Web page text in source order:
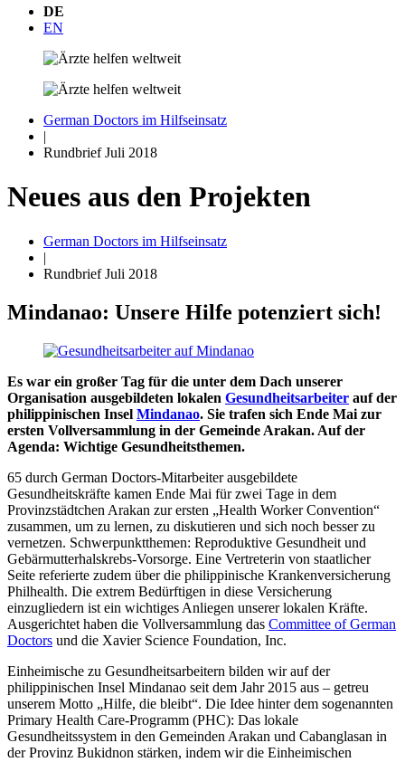
DE
EN
German Doctors im Hilfseinsatz
|
Rundbrief Juli 2018
Neues aus den Projekten
German Doctors im Hilfseinsatz
|
Rundbrief Juli 2018
Mindanao: Unsere Hilfe potenziert sich!
Es war ein großer Tag für die unter dem Dach unserer
Organisation ausgebildeten lokalen Gesundheitsarbeiter auf der
philippinischen Insel Mindanao. Sie trafen sich Ende Mai zur
ersten Vollversammlung in der Gemeinde Arakan. Auf der
Agenda: Wichtige Gesundheitsthemen.
65 durch German Doctors-Mitarbeiter ausgebildete
Gesundheitskräfte kamen Ende Mai für zwei Tage in dem
Provinzstädtchen Arakan zur ersten „Health Worker Convention“
zusammen, um zu lernen, zu diskutieren und sich noch besser zu
vernetzen. Schwerpunktthemen: Reproduktive Gesundheit und
Gebärmutterhalskrebs-Vorsorge. Eine Vertreterin von staatlicher
Seite referierte zudem über die philippinische Krankenversicherung
Philhealth. Die extrem Bedürftigen in diese Versicherung
einzugliedern ist ein wichtiges Anliegen unserer lokalen Kräfte.
Ausgerichtet haben die Vollversammlung das Committee of German
Doctors und die Xavier Science Foundation, Inc.
Einheimische zu Gesundheitsarbeitern bilden wir auf der
philippinischen Insel Mindanao seit dem Jahr 2015 aus – getreu
unserem Motto „Hilfe, die bleibt“. Die Idee hinter dem sogenannten
Primary Health Care-Programm (PHC): Das lokale
Gesundheitssystem in den Gemeinden Arakan und Cabanglasan in
der Provinz Bukidnon stärken, indem wir die Einheimischen